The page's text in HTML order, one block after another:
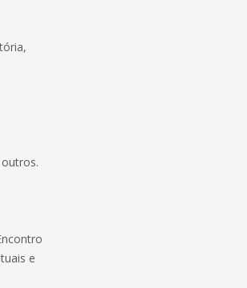
e